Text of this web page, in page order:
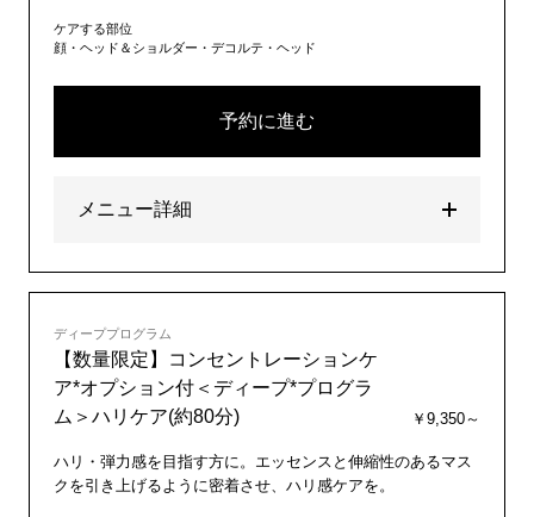
ケアする部位
顔・ヘッド＆ショルダー・デコルテ・ヘッド
予約に進む
メニュー詳細
ディーププログラム
【数量限定】コンセントレーションケ
ア*オプション付＜ディープ*プログラ
ム＞ハリケア(約80分)
￥9,350～
ハリ・弾力感を目指す方に。エッセンスと伸縮性のあるマス
クを引き上げるように密着させ、ハリ感ケアを。